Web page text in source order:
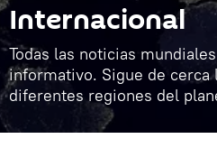
Internacional
Todas las noticias
informativo. Sigue de cerca
diferentes regiones del